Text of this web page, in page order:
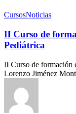
CursosNoticias
II Curso de
Pediátrica
II Curso de formación
Lorenzo Jiménez